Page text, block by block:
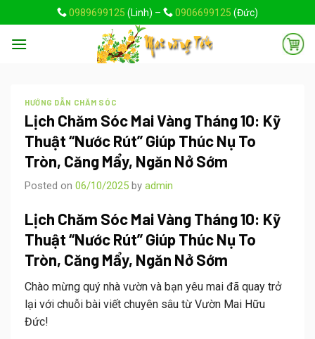
to
content
0989699125 (Linh) – 0906699125 (Đức)
HƯỚNG DẪN CHĂM SÓC
Lịch Chăm Sóc Mai Vàng Tháng 10: Kỹ
Thuật “Nước Rút” Giúp Thúc Nụ To
Tròn, Căng Mẩy, Ngăn Nở Sớm
Posted on 06/10/2025 by admin
Lịch Chăm Sóc Mai Vàng Tháng 10: Kỹ
Thuật “Nước Rút” Giúp Thúc Nụ To
Tròn, Căng Mẩy, Ngăn Nở Sớm
Chào mừng quý nhà vườn và bạn yêu mai đã quay trở
lại với chuỗi bài viết chuyên sâu từ Vườn Mai Hữu
Đức!